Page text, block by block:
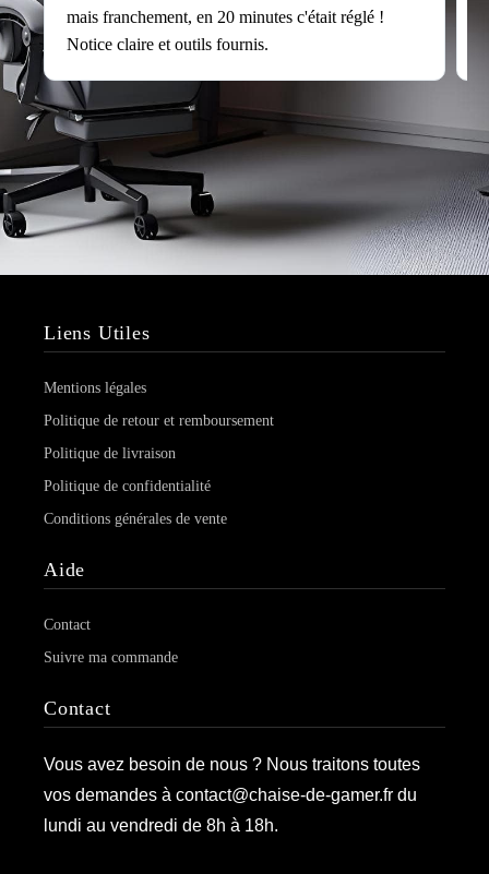
mais franchement, en 20 minutes c'était réglé !
Notice claire et outils fournis.
Liens Utiles
Mentions légales
Politique de retour et remboursement
Politique de livraison
Politique de confidentialité
Conditions générales de vente
Aide
Contact
Suivre ma commande
Contact
Vous avez besoin de nous ? Nous traitons toutes
vos demandes à contact@chaise-de-gamer.fr du
lundi au vendredi de 8h à 18h.